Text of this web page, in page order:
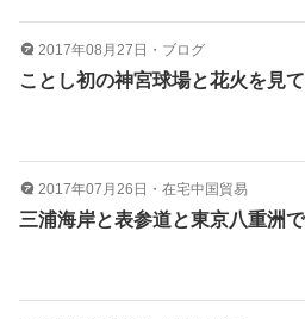
2017年08月27日 ・ ブログ
ことし初の神宮球場と花火を見
2017年07月26日 ・ 在宅中国貿易
三浦海岸と表参道と東京八重洲